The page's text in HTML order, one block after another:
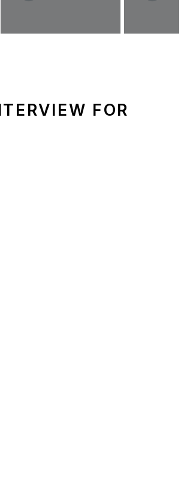
FOR